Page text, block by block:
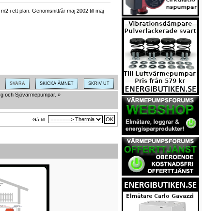
i ett plan. Genomsnitt/år maj 2002 till maj
SVARA SKICKA ÄMNET SKRIV UT
och Sjövärmepumpar. »
Gå till: